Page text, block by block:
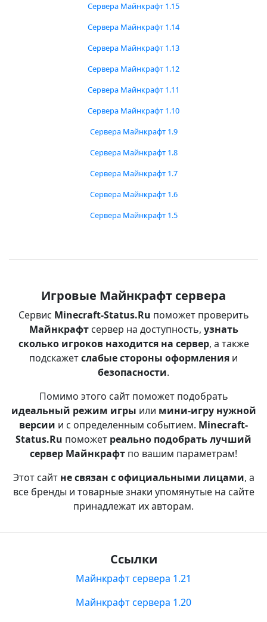
Сервера Майнкрафт 1.15
Сервера Майнкрафт 1.14
Сервера Майнкрафт 1.13
Сервера Майнкрафт 1.12
Сервера Майнкрафт 1.11
Сервера Майнкрафт 1.10
Сервера Майнкрафт 1.9
Сервера Майнкрафт 1.8
Сервера Майнкрафт 1.7
Сервера Майнкрафт 1.6
Сервера Майнкрафт 1.5
Игровые Майнкрафт сервера
Сервис Minecraft-Status.Ru поможет проверить
Майнкрафтсервер на доступность, узнать
сколько игроков находится на сервер, а также
подскажетслабые стороны оформления и
безопасности.
Помимо этого сайт поможет подобрать
идеальный режим игры или мини-игру нужной
версии и с определенным событием. Minecraft-
Status.Ru поможет реально подобрать лучший
сервер Майнкрафт по вашим параметрам!
Этот сайт не связан с официальными лицами, а
все бренды и товарные знаки упомянутые на сайте
принадлежат их авторам.
Ссылки
Майнкрафт сервера 1.21
Майнкрафт сервера 1.20